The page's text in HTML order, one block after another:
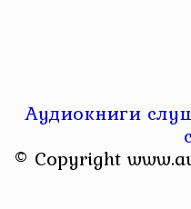
Аудиокниги
© Copyright